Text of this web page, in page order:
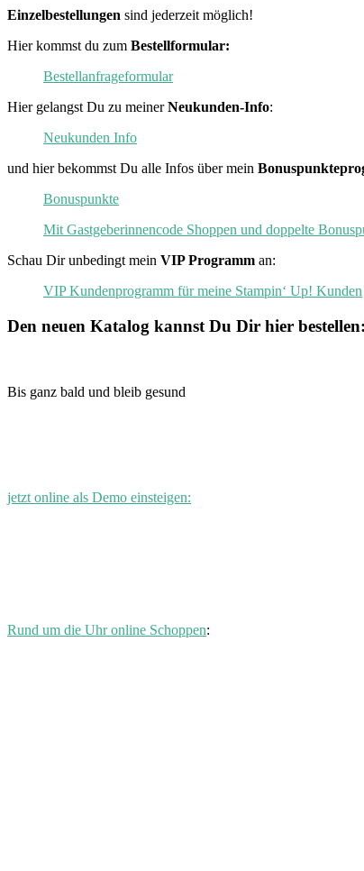
Einzelbestellungen sind jederzeit möglich!
Hier kommst du zum Bestellformular:
Bestellanfrageformular
Hier gelangst Du zu meinerNeukunden-Info:
Neukunden Info
und hier bekommst Du alle Infos über mein
Bonuspunkte
Mit Gastgeberinnencode Shoppen und doppelte
Schau Dir unbedingt mein VIP Programm an:
VIP Kundenprogramm für meine Stampin‘ Up! Kunden
Den neuen Katalog kannst Du Dir hier bestellen:
Bis ganz bald und bleib gesund
jetzt online als Demo einsteigen:
Rund um die Uhr online Schoppen: